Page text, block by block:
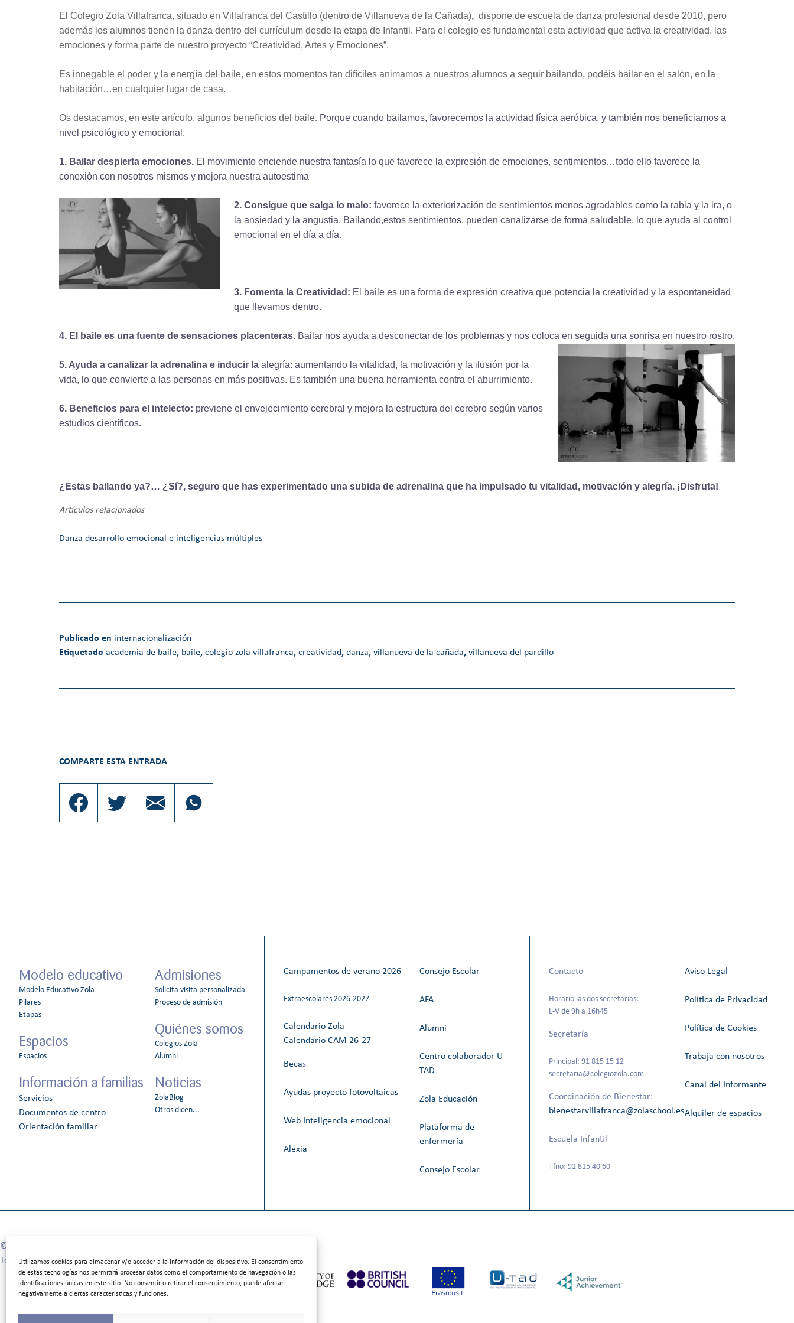
Utilizamos cookies para almacenar y/o acceder a la información del dispositivo. El consentimiento
de estas tecnologías nos permitirá procesar datos como el comportamiento de navegación o las
identificaciones únicas en este sitio. No consentir o retirar el consentimiento, puede afectar
negativamente a ciertas características y funciones.
El Colegio Zola Villafranca, situado en Villafranca del Castillo (dentro de Villanueva de la Cañada), dispone de escuela de danza profesional desde 2010, pero
además los alumnos tienen la danza dentro del currículum desde la etapa de Infantil. Para el colegio es fundamental esta actividad que activa la creatividad, las
emociones y forma parte de nuestro proyecto “Creatividad, Artes y Emociones”.
Es innegable el poder y la energía del baile, en estos momentos tan difíciles animamos a nuestros alumnos a seguir bailando, podéis bailar en el salón, en la
habitación…en cualquier lugar de casa.
Os destacamos, en este artículo, algunos beneficios del baile. Porque cuando bailamos, favorecemos la actividad física aeróbica, y también nos beneficiamos a
nivel psicológico y emocional .
1. Bailar despierta emociones. El movimiento enciende nuestra fantasía lo que favorece la expresión de emociones, sentimientos…todo ello favorece la
conexión con nosotros mismos y mejora nuestra autoestima
2. Consigue que salga lo malo: favorece la exteriorización de sentimientos menos agradables como la rabia y la ira, o
la ansiedad y la angustia. Bailando,estos sentimientos, pueden canalizarse de forma saludable, lo que ayuda al control
emocional en el día a día.
3. Fomenta la Creatividad : E l baile es una forma de expresión creativa que potencia la creatividad y la espontaneidad
que llevamos dentro.
4. El baile es una fuente de sensaciones placenteras. Bailar nos ayuda a desconectar de los problemas y nos coloca en seguida una sonrisa en nuestro rostro.
5. Ayuda a canalizar la adrenalina e inducir la alegría: aumentando la vitalidad, la motivación y la ilusión por la
vida, lo que convierte a las personas en más positivas. Es también una buena herramienta contra el aburrimiento.
6. Beneficios para el intelecto: previene el envejecimiento cerebral y mejora la estructura del cerebro según varios
estudios científicos.
¿Estas bailando ya?… ¿Sí?, seguro que has experimentado una subida de adrenalina que ha impulsado tu vitalidad, motivación y alegría. ¡Disfruta!
Artículos relacionados
Danza desarrollo emocional e inteligencias múltiples
Publicado en internacionalización
Etiquetado academia de baile, baile, colegio zola villafranca, creatividad, danza, villanueva de la cañada, villanueva del pardillo
COMPARTE ESTA ENTRADA
Modelo educativo
Modelo Educativo Zola
Pilares
Etapas
Espacios
Espacios
Información a familias
Servicios
Documentos de centro
Orientación familiar
Admisiones
Solicita visita personalizada
Proceso de admisión
Quiénes somos
Colegios Zola
Alumni
Noticias
ZolaBlog
Otros dicen...
Campamentos de verano 2026
Extraescolares 2026-2027
Calendario Zola
Calendario CAM 26-27
Becas
Ayudas proyecto fotovoltaicas
Web Inteligencia emocional
Alexia
Consejo Escolar
AFA
Alumni
Centro colaborador U-
TAD
Zola Educación
Plataforma de
enfermería
Consejo Escolar
Contacto
Horario las dos secretarías:
L-V de 9h a 16h45
Secretaría
Principal: 91 815 15 12
secretaria@colegiozola.com
Coordinación de Bienestar:
bienestarvillafranca@zolaschool.es
Escuela Infantil
Tfno: 91 815 40 60
Aviso Legal
Política de Privacidad
Política de Cookies
Trabaja con nosotros
Canal del Informante
Alquiler de espacios
©2025 Colegio Bilingüe Zola Villafranca.
Todos los derechos reservados